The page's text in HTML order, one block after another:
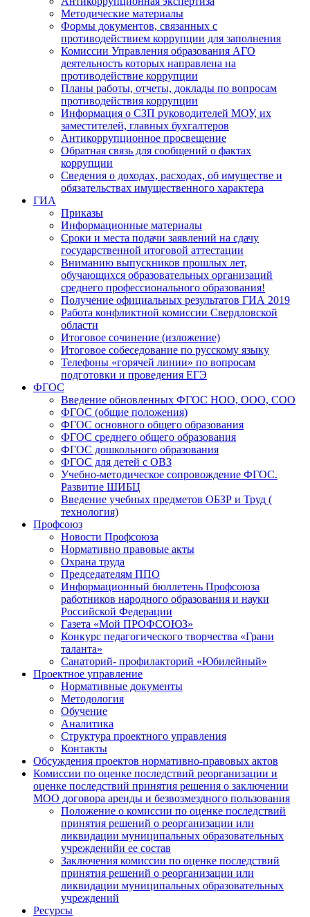
Методические материалы
Формы документов, связанных с
противодействием коррупции для заполнения
Комиссии Управления образования АГО
деятельность которых направлена на
противодействие коррупции
Планы работы, отчеты, доклады по вопросам
противодействия коррупции
Информация о СЗП руководителей МОУ, их
заместителей, главных бухгалтеров
Антикоррупционное просвещение
Обратная связь для сообщений о фактах
коррупции
Сведения о доходах, расходах, об имуществе и
обязательствах имущественного характера
ГИА
Приказы
Информационные материалы
Сроки и места подачи заявлений на сдачу
государственной итоговой аттестации
Вниманию выпускников прошлых лет,
обучающихся образовательных организаций
среднего профессионального образования!
Получение официальных результатов ГИА 2019
Работа конфликтной комиссии Свердловской
области
Итоговое сочинение (изложение)
Итоговое собеседование по русскому языку
Телефоны «горячей линии» по вопросам
подготовки и проведения ЕГЭ
ФГОС
Введение обновленных ФГОС НОО, ООО, СОО
ФГОС (общие положения)
ФГОС основного общего образования
ФГОС среднего общего образования
ФГОС дошкольного образования
ФГОС для детей с ОВЗ
Учебно-методическое сопровождение ФГОС.
Развитие ШИБЦ
Введение учебных предметов ОБЗР и Труд (
технология)
Профсоюз
Новости Профсоюза
Нормативно правовые акты
Охрана труда
Председателям ППО
Информационный бюллетень Профсоюза
работников народного образования и науки
Российской Федерации
Газета «Мой ПРОФСОЮЗ»
Конкурс педагогического творчества «Грани
таланта»
Санаторий- профилакторий «Юбилейный»
Проектное управление
Нормативные документы
Методология
Обучение
Аналитика
Структура проектного управления
Контакты
Обсуждения проектов нормативно-правовых актов
Комиссии по оценке последствий реорганизации и
оценке последствий принятия решения о заключении
МОО договора аренды и безвозмездного пользования
Положение о комиссии по оценке последствий
принятия решений о реорганизации или
ликвидации муниципальных образовательных
учрежденийи ее состав
Заключения комиссии по оценке последствий
принятия решений о реорганизации или
ликвидации муниципальных образовательных
учреждений
Ресурсы